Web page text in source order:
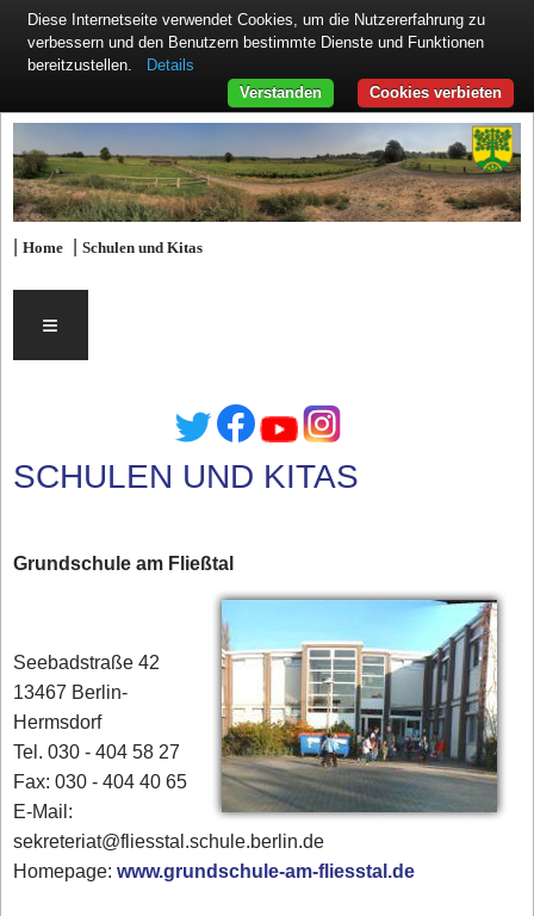
|Home |Schulen und Kitas
≡
SCHULEN UND KITAS
Grundschule am Fließtal
Seebadstraße 42
13467 Berlin-
Hermsdorf
Tel. 030 - 404 58 27
Fax: 030 - 404 40 65
E-Mail:
sekreteriat@fliesstal.schule.berlin.de
Homepage:www.grundschule-am-fliesstal.de
Diese Internetseite verwendet Cookies, um die Nutzererfahrung zu
verbessern und den Benutzern bestimmte Dienste und Funktionen
bereitzustellen.
Details
Cookies verbieten
Verstanden